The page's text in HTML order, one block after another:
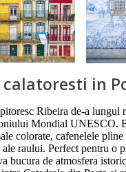
calatoresti in
Ribeira de-a lungul
Mondial UNESCO.
colorate, cafenelele
raului. Perfect pentru o
bucura de atmosfera